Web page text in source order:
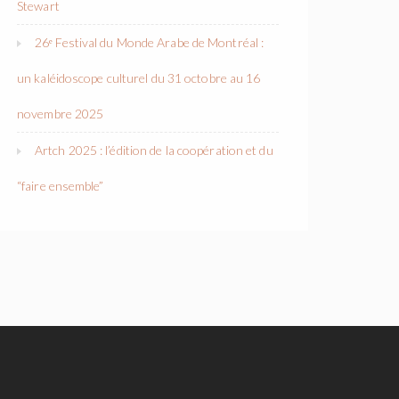
Stewart
26ᵉ Festival du Monde Arabe de Montréal :
un kaléidoscope culturel du 31 octobre au 16
novembre 2025
Artch 2025 : l’édition de la coopération et du
“faire ensemble”